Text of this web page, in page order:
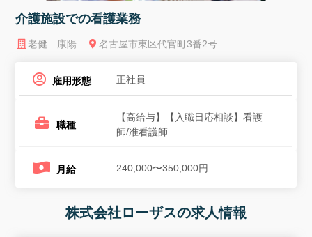
介護施設での看護業務
老健 康陽 名古屋市東区代官町3番2号
雇用形態 正社員
職種
【高給与】【入職日応相談】看護
師/准看護師
月給 240,000〜350,000円
株式会社ローザスの求人情報